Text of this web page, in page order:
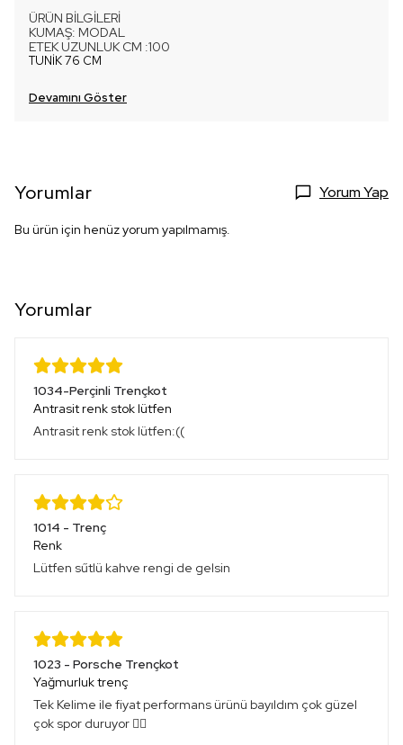
ÜRÜN BİLGİLERİ
KUMAŞ: MODAL
ETEK UZUNLUKCM :100
TUNİK 76 CM
Devamını Göster
Yorumlar Yorum Yap
Bu ürün için henüz yorum yapılmamış.
Yorumlar
1034-Perçinli Trençkot
Antrasit renk stok lütfen
Antrasit renk stok lütfen:((
1014 - Trenç
Renk
Lütfen sűtlü kahve rengi de gelsin
1023 - Porsche Trençkot
Yağmurluk trenç
Tek Kelime ile fiyat performans ürünü bayıldım çok güzel
çok spor duruyor 👍🏻